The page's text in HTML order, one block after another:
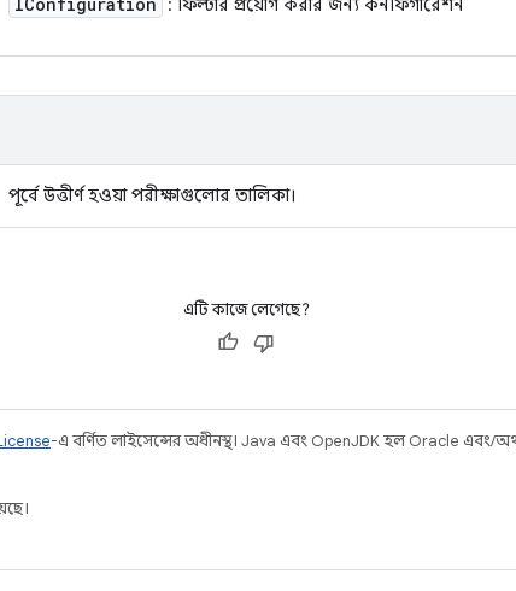
: ফিল্টার প্রয়োগ করার জন্য কনফিগারেশন
পূর্বে উত্তীর্ণ হওয়া পরীক্ষাগুলোর তালিকা।
এটি কাজে লেগেছে?
-এ বর্ণিত লাইসেন্সের অধীনস্থ। Java এবং OpenJDK হল Oracle এবং/